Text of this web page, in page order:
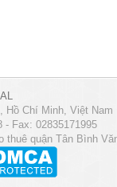
Hồ Chí Minh, Việt Nam
- Fax: 02835171995
thuê quận Tân Bình